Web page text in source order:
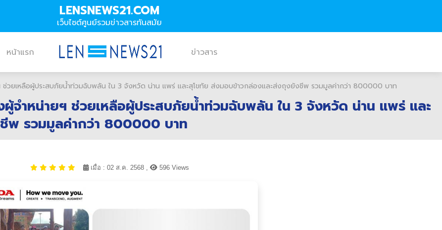
LENSNEWS21.COM
เว็บไซต์ศูนย์รวมข่าวสารทันสมัย
หน้าแรก ข่าวสาร
ช่วยเหลือผู้ประสบภัยน้ำท่วมฉับพลัน ใน 3 จังหวัด น่าน แพร่ และสุโขทัย ส่งมอบข้าวกล่องและส่งถุงยังชีพ รวมมูลค่ากว่า 800000 บาท
จำหน่ายฯ ช่วยเหลือผู้ประสบภัยน้ำท่วมฉับพลัน ใน 3 จังหวัด น่าน แพร่ และ
พ รวมมูลค่ากว่า 800000 บาท
เมื่อ : 02 ส.ค. 2568 , 596 Views